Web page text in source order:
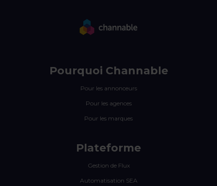
Pourquoi Channable
Pour les annonceurs
Pour les agences
Pour les marques
Plateforme
Gestion de Flux
Automatisation SEA